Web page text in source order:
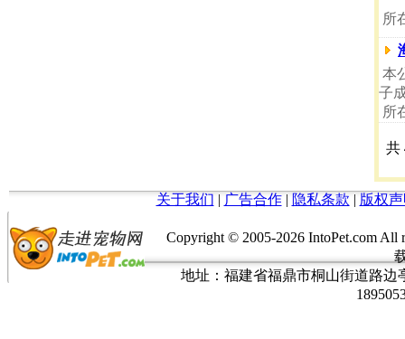
所
本
子
所
共
关于我们 | 广告合作| 隐私条款 | 版权
Copyright © 2005-2026 IntoPet.com
地址：福建省福鼎市桐山街道路边